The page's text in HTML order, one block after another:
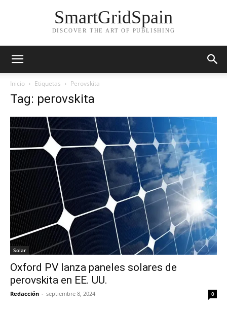
SmartGridSpain
DISCOVER THE ART OF PUBLISHING
Inicio Etiquetas Perovskita
Tag: perovskita
Solar
Oxford PV lanza paneles solares de
perovskita en EE. UU.
Redacción - septiembre 8, 2024 0